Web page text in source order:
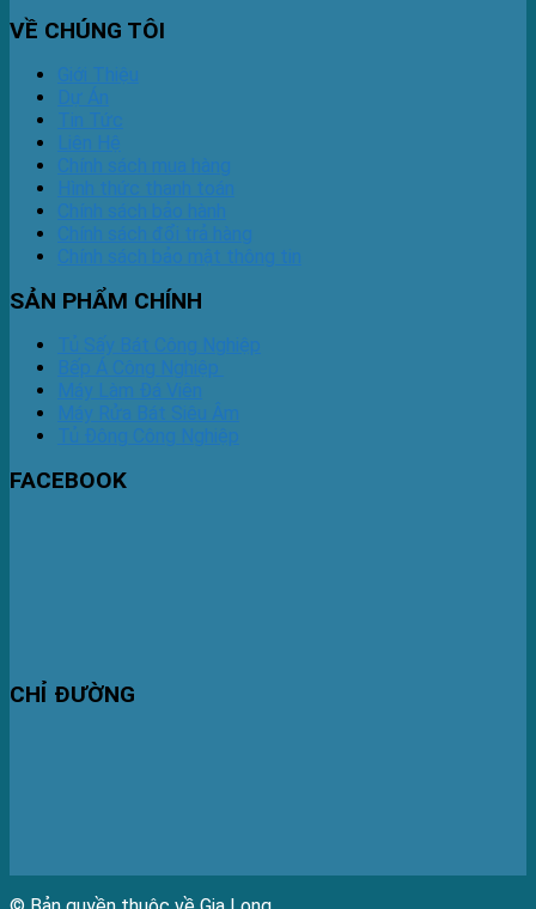
VỀ CHÚNG TÔI
Giới Thiệu
Dự Án
Tin Tức
Liên Hệ
Chính sách mua hàng
Hình thức thanh toán
Chính sách bảo hành
Chính sách đổi trả hàng
Chính sách bảo mật thông tin
SẢN PHẨM CHÍNH
Tủ Sấy Bát Công Nghiệp
Bếp Á Công Nghiệp
Máy Làm Đá Viên
Máy Rửa Bát Siêu Âm
Tủ Đông Công Nghiệp
FACEBOOK
CHỈ ĐƯỜNG